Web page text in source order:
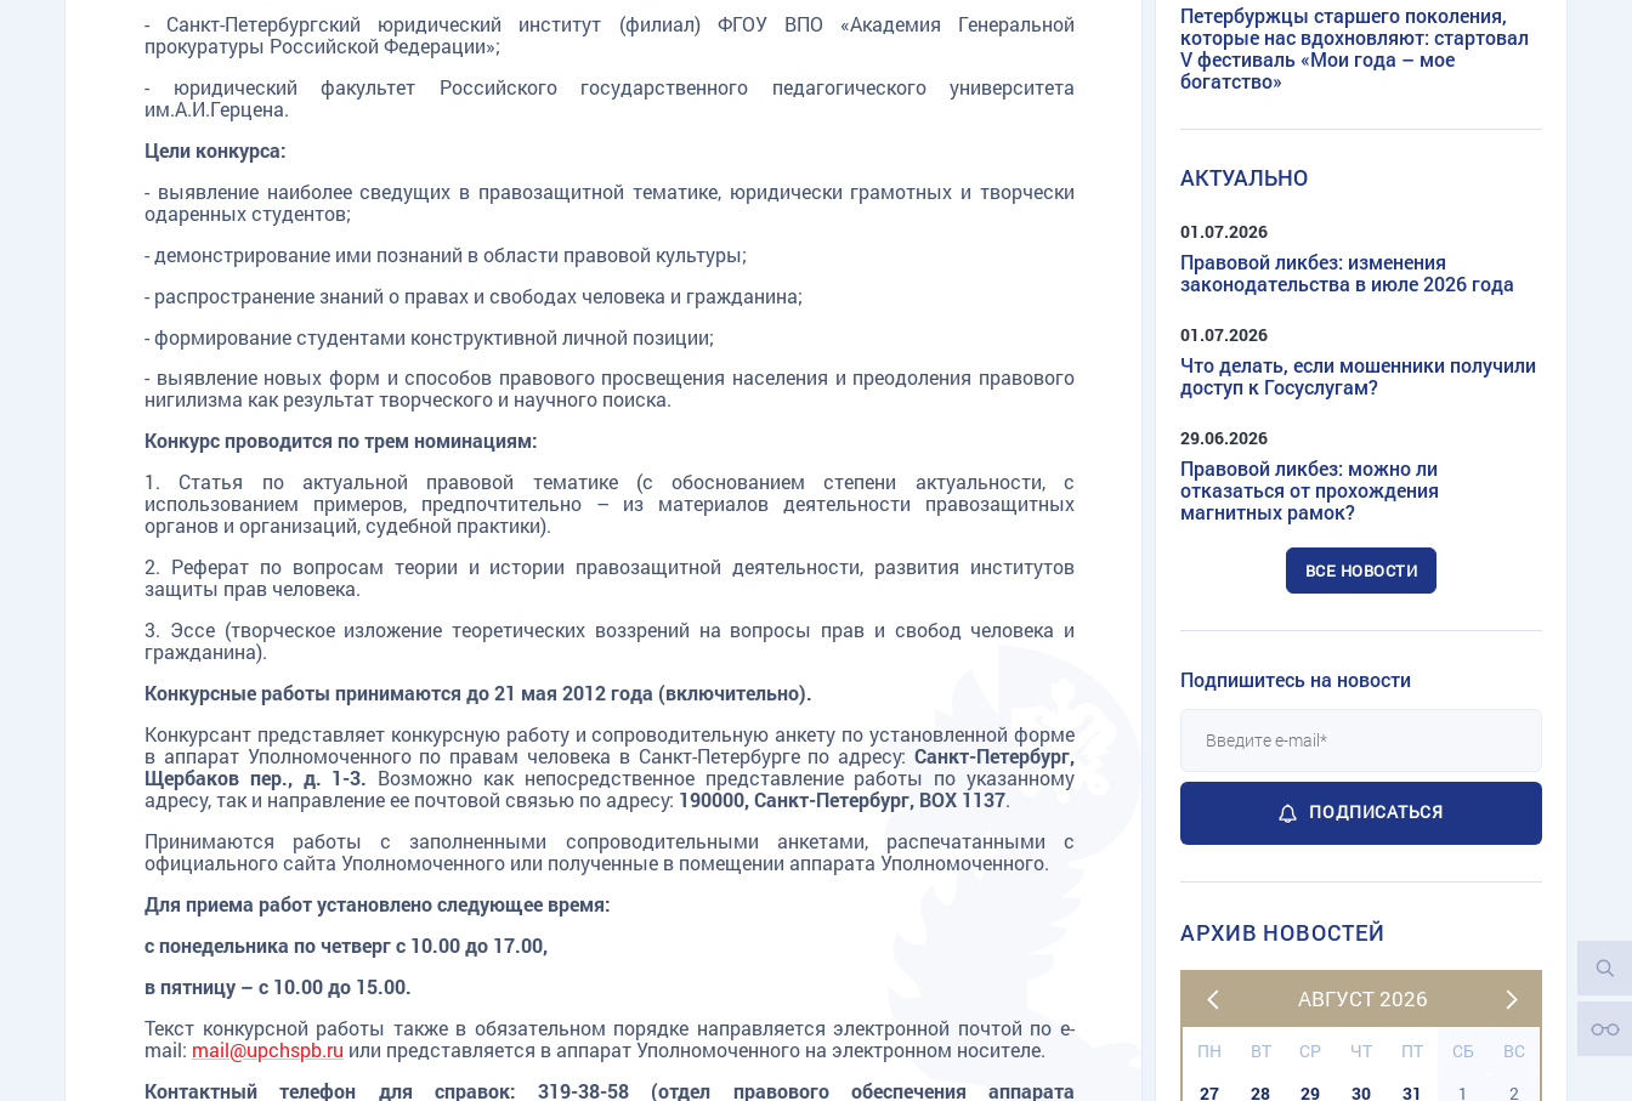
- Санкт-Петербургский юридический институт (филиал) ФГОУ ВПО «Академия Генеральной
прокуратуры Российской Федерации»;
- юридический факультет Российского государственного педагогического университета
им.А.И.Герцена.
Цели конкурса:
- выявление наиболее сведущих в правозащитной тематике, юридически грамотных и творчески
одаренных студентов;
- демонстрирование ими познаний в области правовой культуры;
- распространение знаний о правах и свободах человека и гражданина;
- формирование студентами конструктивной личной позиции;
- выявление новых форм и способов правового просвещения населения и преодоления правового
нигилизма как результат творческого и научного поиска.
Конкурс проводится по трем номинациям:
1. Статья по актуальной правовой тематике (с обоснованием степени актуальности, с
использованием примеров, предпочтительно – из материалов деятельности правозащитных
органов и организаций, судебной практики).
2. Реферат по вопросам теории и истории правозащитной деятельности, развития институтов
защиты прав человека.
3. Эссе (творческое изложение теоретических воззрений на вопросы прав и свобод человека и
гражданина).
Конкурсные работы принимаются до 21 мая 2012 года (включительно).
Конкурсант представляет конкурсную работу и сопроводительную анкету по установленной форме
в аппарат Уполномоченного по правам человека в Санкт-Петербурге по адресу: Санкт-Петербург,
Щербаков пер., д. 1-3. Возможно как непосредственное представление работы по указанному
адресу, так и направление ее почтовой связью по адресу: 190000, Санкт-Петербург, BOX 1137.
Принимаются работы с заполненными сопроводительными анкетами, распечатанными с
официального сайта Уполномоченного или полученные в помещении аппарата Уполномоченного.
Для приема работ установлено следующее время:
с понедельника по четверг с 10.00 до 17.00,
в пятницу – с 10.00 до 15.00.
Текст конкурсной работы также в обязательном порядке направляется электронной почтой по e-
mail: mail@upchspb.ru или представляется в аппарат Уполномоченного на электронном носителе.
Контактный телефон для справок: 319-38-58 (отдел правового обеспечения аппарата
Петербуржцы старшего поколения,
которые нас вдохновляют: стартовал
V фестиваль «Мои года – мое
богатство»
АКТУАЛЬНО
01.07.2026
Правовой ликбез: изменения
законодательства в июле 2026 года
01.07.2026
Что делать, если мошенники получили
доступ к Госуслугам?
29.06.2026
Правовой ликбез: можно ли
отказаться от прохождения
магнитных рамок?
ВСЕ НОВОСТИ
Подпишитесь на новости
ПОДПИСАТЬСЯ
АРХИВ НОВОСТЕЙ
АВГУСТ 2026
ПН ВТ СР ЧТ ПТ СБ
ВС
27
28 29 30 31 1
2